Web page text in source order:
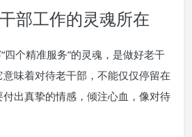
部工作的灵魂所在
四个精准服务”的灵魂，是做好老干
味着对待老干部，不能仅仅停留在
出真挚的情感，倾注心血，像对待